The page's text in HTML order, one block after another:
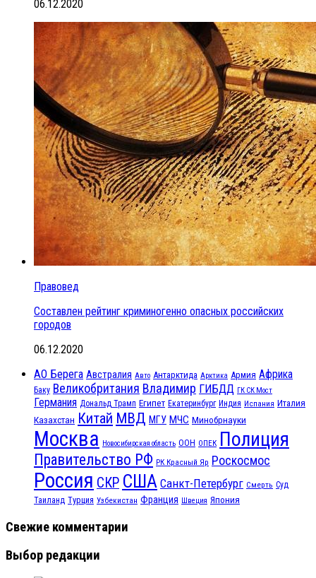
06.12.2020
Правовед
Составлен рейтинг криминогенно опасных российских
городов
06.12.2020
АО Берега Австралия Авто Антарктида Арктика Армия Африка
Баку Великобритания Владимир ГИБДД ГК СК Мост
Германия Дональд Трамп Египет Екатеринбург Индия Испания Италия
Казахстан Китай МВД МГУ МЧС Минобрнауки
Москва Новосибирская область ООН ОПЕК Полиция
Правительство РФ РК Красный Яр Роскосмос
Россия СКР США Санкт-Петербург Смерть Суд
Таиланд Турция Узбекистан Франция Швеция Япония
Свежие комментарии
Выбор редакции